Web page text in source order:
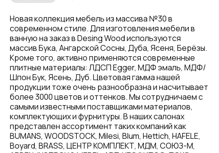
Новая коллекция мебель из массива №30 в
современном стиле. Для изготовления мебели в
ванную на заказ в Desing Wood используются
массив Бука, Ангарской Сосны, Дуба, Ясеня, Берёзы.
Кроме того, активно применяются современные
плитные материалы: ЛДСП Egger, МДФ эмаль, МДФ/
Шпон Бук, Ясень, Дуб. Цветовая гамма нашей
продукции тоже очень разнообразна и насчитывает
более 3000 цветов и оттенков. Мы сотрудничаем с
самыми известными поставщиками материалов,
комплектующих и фурнитуры. В наших салонах
представлен ассортимент таких компаний как
BUMANS, WOODSTOCK, Milesi, Blum, Hettich, HAFELE,
Boyard, BRASS, ЦЕНТР КОМПЛЕКТ, МДМ, СОЮЗ-М,